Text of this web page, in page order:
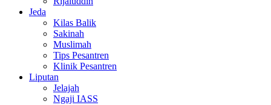
Jeda
Kilas Balik
Sakinah
Muslimah
Tips Pesantren
Klinik Pesantren
Liputan
Jelajah
Ngaji IASS